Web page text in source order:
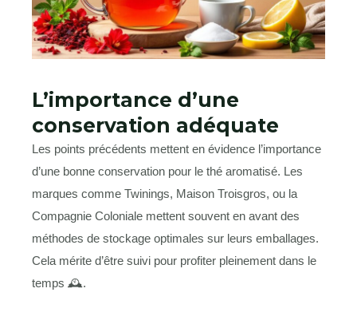
L’importance d’une
conservation adéquate
Les points précédents mettent en évidence l’importance
d’une bonne conservation pour le thé aromatisé. Les
marques comme Twinings, Maison Troisgros, ou la
Compagnie Coloniale mettent souvent en avant des
méthodes de stockage optimales sur leurs emballages.
Cela mérite d’être suivi pour profiter pleinement dans le
temps 🕰️.